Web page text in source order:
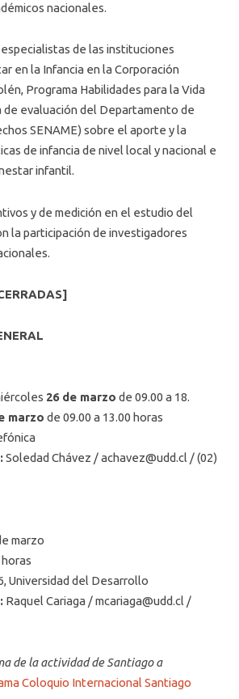
nacionales.
de las instituciones
en la Infancia en la Corporación
Programa Habilidades para la Vida
de evaluación del Departamento de
SENAME) sobre el aporte y la
de infancia de nivel local y nacional e
infantil.
y de medición en el estudio del
la participación de investigadores
26 de marzo de 09.00 a 18.
marzo de 09.00 a 13.00 horas
Soledad Chávez /achavez@udd.cl / (02)
marzo
horas
Universidad del Desarrollo
Raquel Cariaga /mcariaga@udd.cl /
de la actividad de Santiago a
Coloquio Internacional Santiago